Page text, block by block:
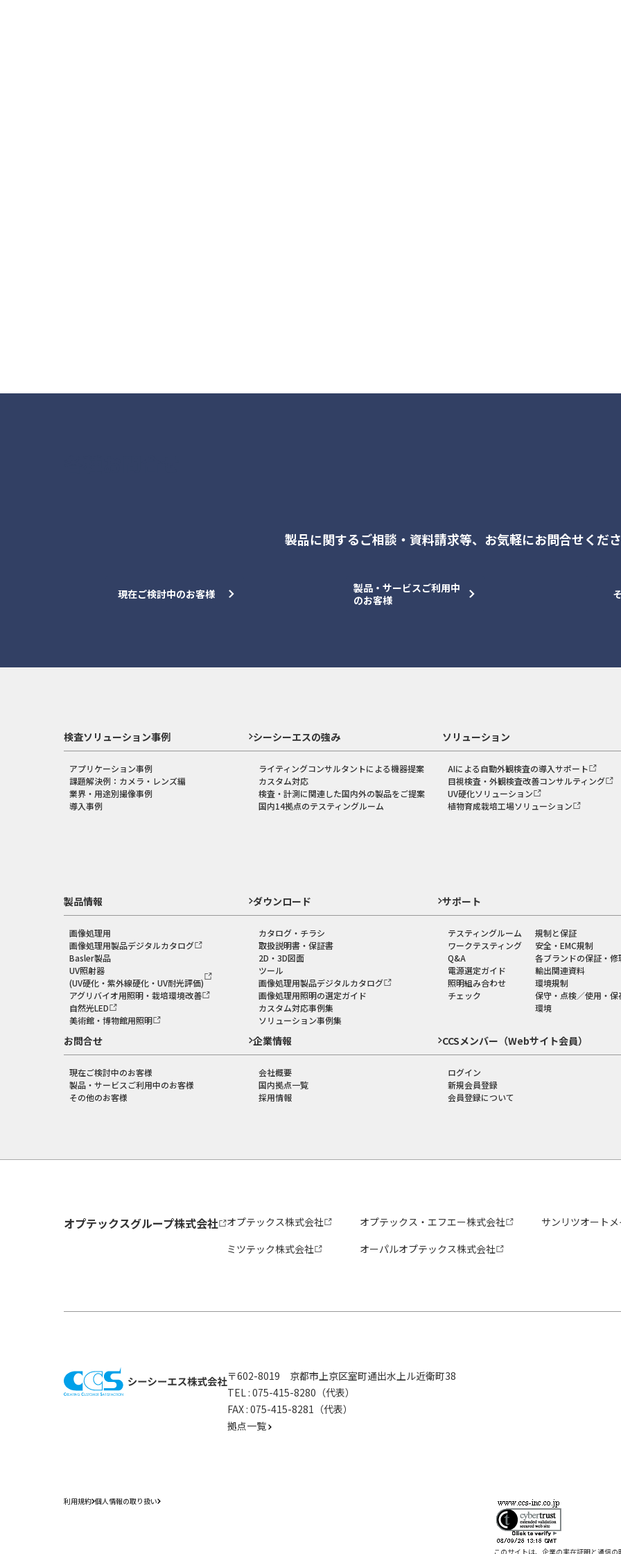
製品に関するご相談・資料請求等、 お気軽にお問合せくださ
現在ご検討中のお客様
製品・サービスご利用中
のお客様
検査ソリューション事例
アプリケーション事例
課題解決例：カメラ・レンズ編
業界・用途別撮像事例
導入事例
シーシーエスの強み
ライティングコンサルタントによる機器提案
カスタム対応
検査・計測に関連した国内外の製品をご提案
国内14拠点のテスティングルーム
ソリューション
AIによる自動外観検査の導入サポート
目視検査・外観検査改善コンサルティング
UV硬化ソリューション
植物育成栽培工場ソリューション
製品情報
画像処理用
画像処理用製品デジタルカタログ
Basler製品
UV照射器
(UV硬化・紫外線硬化・UV耐光評価)
アグリバイオ用照明・栽培環境改善
自然光LED
美術館・博物館用照明
ダウンロード
カタログ・チラシ
取扱説明書・保証書
2D・3D図面
ツール
画像処理用製品デジタルカタログ
画像処理用照明の選定ガイド
カスタム対応事例集
ソリューション事例集
サポート
テスティングルーム
ワークテスティング
Q&A
電源選定ガイド
照明組み合わせ
チェック
規制と保証
安全・EMC規制
各ブランドの保証・修
輸出関連資料
環境規制
保守・点検／使用・保
環境
お問合せ
現在ご検討中のお客様
製品・サービスご利用中のお客様
その他のお客様
企業情報
会社概要
国内拠点一覧
採用情報
CCSメンバー（Webサイト会員）
ログイン
新規会員登録
会員登録について
オプテックスグループ株式会社 オプテックス株式会社 オプテックス・エフエー株式会社
サンリツオート
ミツテック株式会社
オーパルオプテックス株式会社
〒602-8019 京都市上京区室町通出水上ル近衛町38
TEL : 075-415-8280（代表）
FAX : 075-415-8281（代表）
拠点一覧
利用規約 個人情報の取り扱い
このサイトは、企業の実在証明と通信